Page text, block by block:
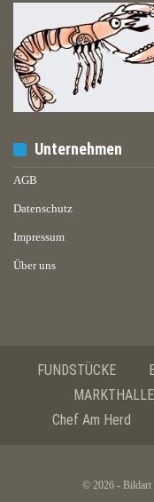
Unternehmen
AGB
Datenschutz
Impressum
Über uns
FUNDSTÜCKE
Chef Am Herd
© 2026 - Bildart